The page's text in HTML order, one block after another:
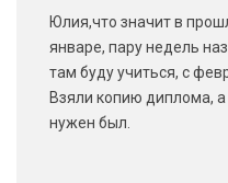
Юлия,что значит в
январе, пару недель
там буду учиться, с
Взяли копию диплома,
нужен был.